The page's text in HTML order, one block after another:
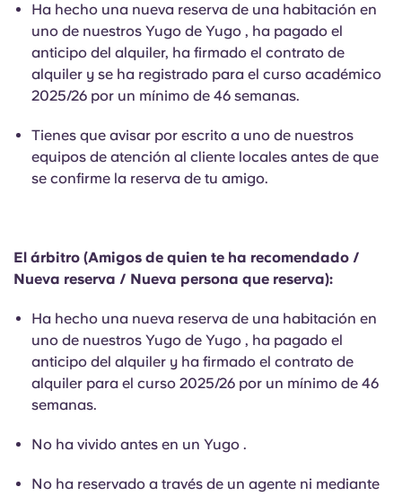
Català
Deutsch
French
Ha hecho una nueva reserva de una habitación en
uno de nuestros Yugo de Yugo , ha pagado el
anticipo del alquiler, ha firmado el contrato de
alquiler y se ha registrado para el curso académico
2025/26 por un mínimo de 46 semanas.
Tienes que avisar por escrito a uno de nuestros
equipos de atención al cliente locales antes de que
se confirme la reserva de tu amigo.
El árbitro (Amigos de quien te ha recomendado /
Nueva reserva / Nueva persona que reserva):
Ha hecho una nueva reserva de una habitación en
uno de nuestros Yugo de Yugo , ha pagado el
anticipo del alquiler y ha firmado el contrato de
alquiler para el curso 2025/26 por un mínimo de 46
semanas.
No ha vivido antes en un Yugo .
No ha reservado a través de un agente ni mediante